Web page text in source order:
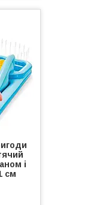
і
см